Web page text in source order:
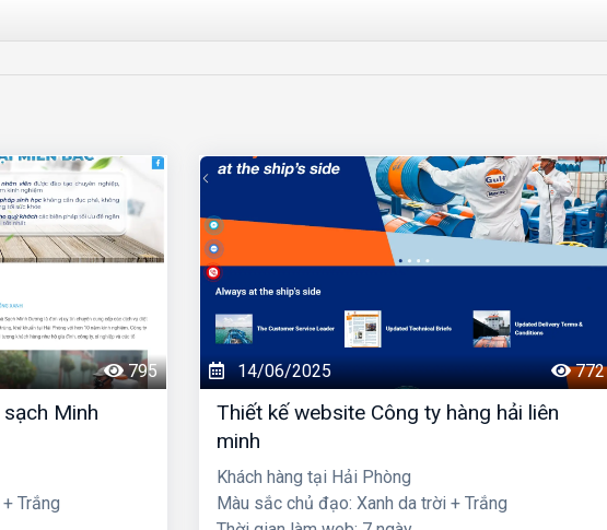
795
Minh
Trắng
14/06/2025 772
Thiết kế website Công ty hàng hải liên
minh
Khách hàng tại Hải Phòng
Màu sắc chủ đạo: Xanh da trời + Trắng